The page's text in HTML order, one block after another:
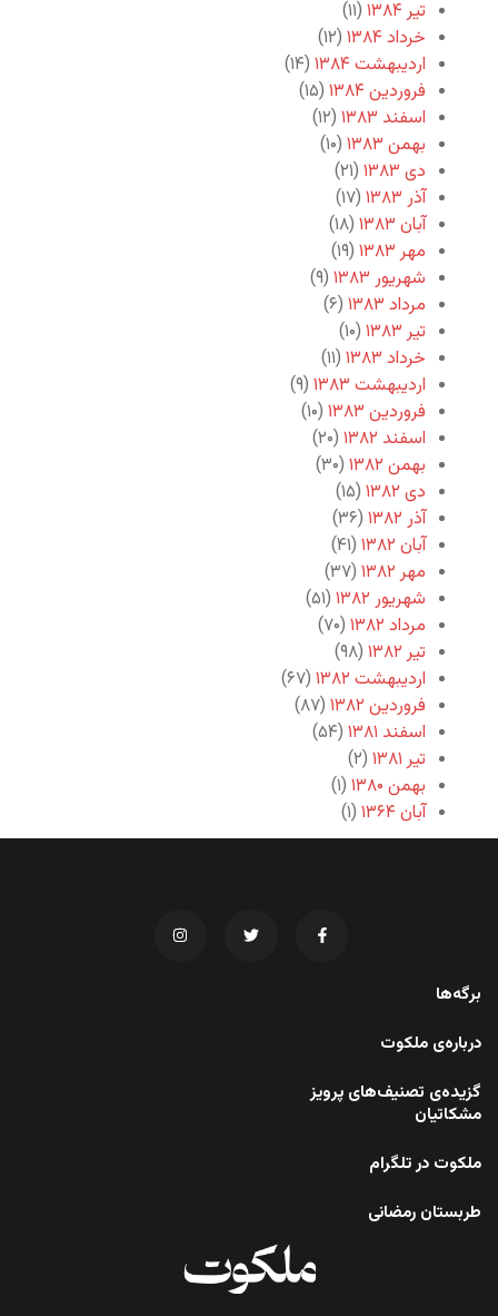
تیر ۱۳۸۴
(۱۱)
خرداد ۱۳۸۴
(۱۲)
اردیبهشت ۱۳۸۴
(۱۴)
فروردین ۱۳۸۴
(۱۵)
اسفند ۱۳۸۳
(۱۲)
بهمن ۱۳۸۳
(۱۰)
دی ۱۳۸۳
(۲۱)
آذر ۱۳۸۳
(۱۷)
آبان ۱۳۸۳
(۱۸)
مهر ۱۳۸۳
(۱۹)
شهریور ۱۳۸۳
(۹)
مرداد ۱۳۸۳
(۶)
تیر ۱۳۸۳
(۱۰)
خرداد ۱۳۸۳
(۱۱)
اردیبهشت ۱۳۸۳
(۹)
فروردین ۱۳۸۳
(۱۰)
اسفند ۱۳۸۲
(۲۰)
بهمن ۱۳۸۲
(۳۰)
دی ۱۳۸۲
(۱۵)
آذر ۱۳۸۲
(۳۶)
آبان ۱۳۸۲
(۴۱)
مهر ۱۳۸۲
(۳۷)
شهریور ۱۳۸۲
(۵۱)
مرداد ۱۳۸۲
(۷۰)
تیر ۱۳۸۲
(۹۸)
اردیبهشت ۱۳۸۲
(۶۷)
فروردین ۱۳۸۲
(۸۷)
اسفند ۱۳۸۱
(۵۴)
تیر ۱۳۸۱
(۲)
بهمن ۱۳۸۰
(۱)
آبان ۱۳۶۴
(۱)
برگه‌ها
درباره‌ی ملکوت
گزیده‌ی تصنیف‌های پرویز
مشکاتیان
ملکوت در تلگرام
طربستان رمضانی